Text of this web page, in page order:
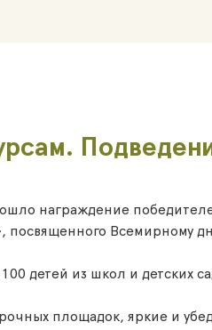
награждение
посвященного Всемирному
детей из школ и детских
площадок, яркие и